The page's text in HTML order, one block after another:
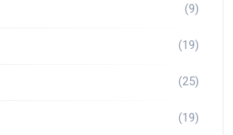
(9)
(19)
(25)
(19)